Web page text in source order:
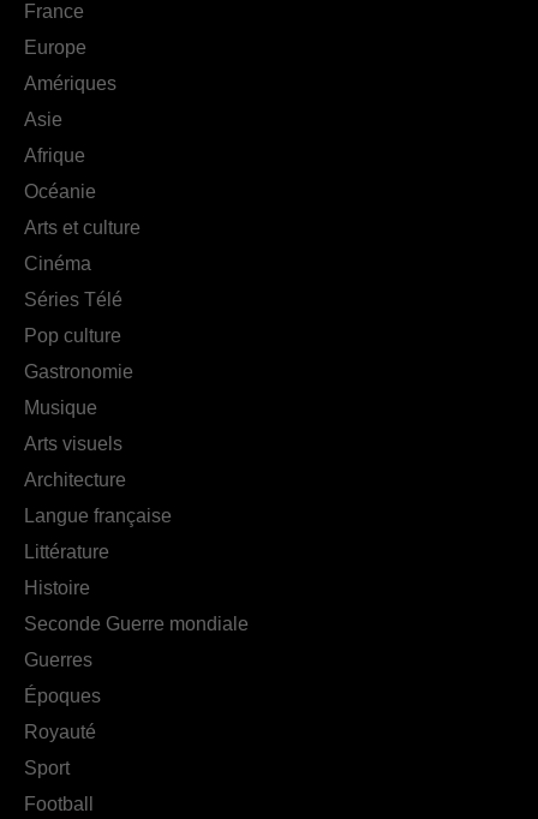
France
Europe
Amériques
Asie
Afrique
Océanie
Arts et culture
Cinéma
Séries Télé
Pop culture
Gastronomie
Musique
Arts visuels
Architecture
Langue française
Littérature
Histoire
Seconde Guerre mondiale
Guerres
Époques
Royauté
Sport
Football